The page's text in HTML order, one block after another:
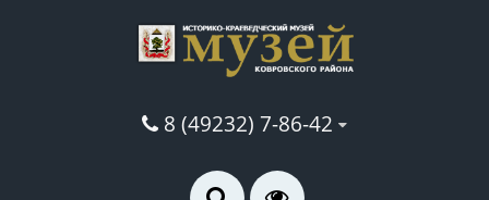
8 (49232) 7-86-42